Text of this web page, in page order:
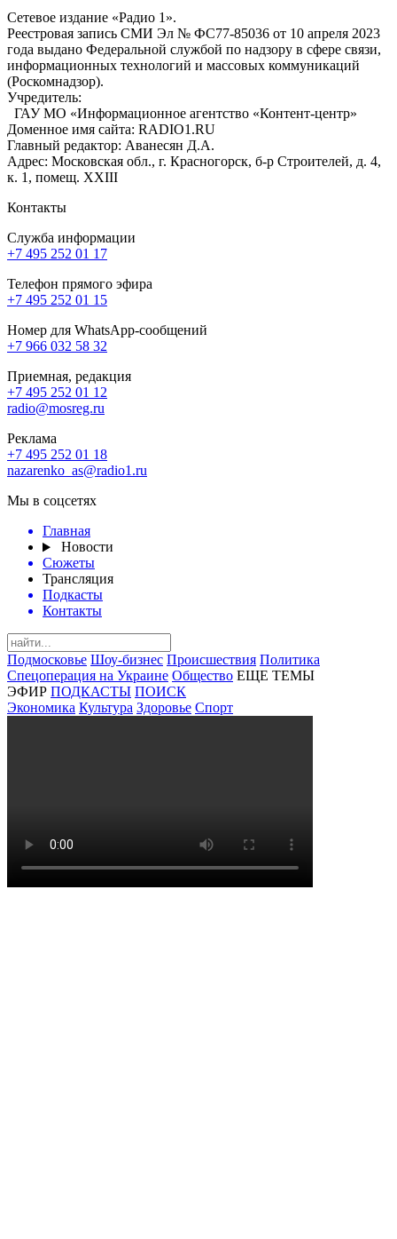
Сетевое издание «Радио 1».
Реестровая запись СМИ Эл № ФС77-85036 от 10 апреля 2023
года выдано Федеральной службой по надзору в сфере связи,
информационных технологий и массовых коммуникаций
(Роскомнадзор).
Учредитель:
ГАУ МО «Информационное агентство «Контент-центр»
Доменное имя сайта: RADIO1.RU
Главный редактор: Аванесян Д.А.
Адрес: Московская обл., г. Красногорск, б-р Строителей, д. 4,
к. 1, помещ. XXIII
Контакты
Служба информации
+7 495 252 01 17
Телефон прямого эфира
+7 495 252 01 15
Номер для WhatsApp-сообщений
+7 966 032 58 32
Приемная, редакция
+7 495 252 01 12
radio@mosreg.ru
Реклама
+7 495 252 01 18
nazarenko_as@radio1.ru
Мы в соцсетях
Главная
Новости
Сюжеты
Трансляция
Подкасты
Контакты
Подмосковье Шоу-бизнес Происшествия Политика
Спецоперация на Украине Общество ЕЩЕ ТЕМЫ
ЭФИР ПОДКАСТЫ ПОИСК
Экономика Культура Здоровье Спорт